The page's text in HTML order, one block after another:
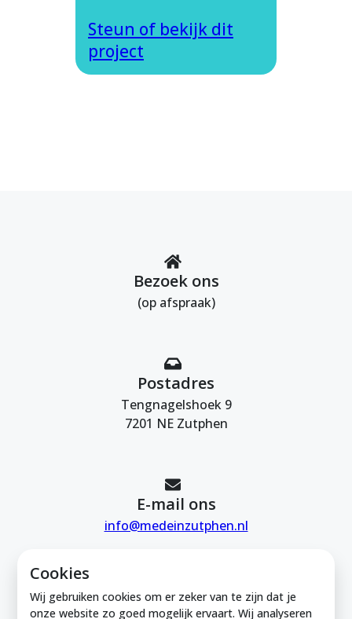
Cookies
Wij gebruiken cookies om er zeker van te zijn dat je
onze website zo goed mogelijk ervaart. Wij analyseren
Steun of bekijk dit
project
Bezoek ons
(op afspraak)
Postadres
Tengnagelshoek 9
7201 NE Zutphen
E-mail ons
info@medeinzutphen.nl